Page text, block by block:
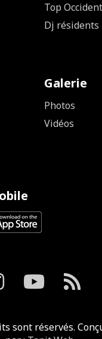
Top
Dj résidents
Galerie
Photos
Vidéos
sont réservés.